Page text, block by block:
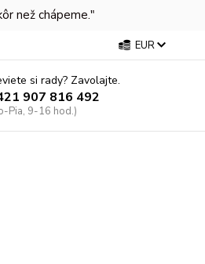
než chápeme."
EUR
si rady? Zavolajte.
907 816 492
Pia, 9-16 hod.)